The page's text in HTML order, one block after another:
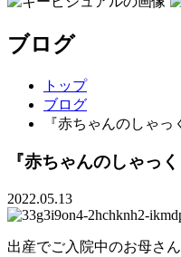
ブログ
トップ
ブログ
『赤ちゃんのしゃ
『赤ちゃんのしゃっ
2022.05.13
出産でご入院中のお母さ